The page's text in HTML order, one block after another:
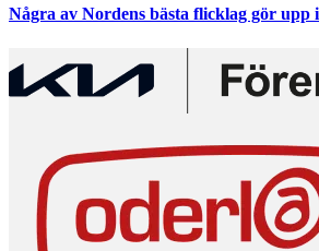
Några av Nordens bästa flicklag gör upp